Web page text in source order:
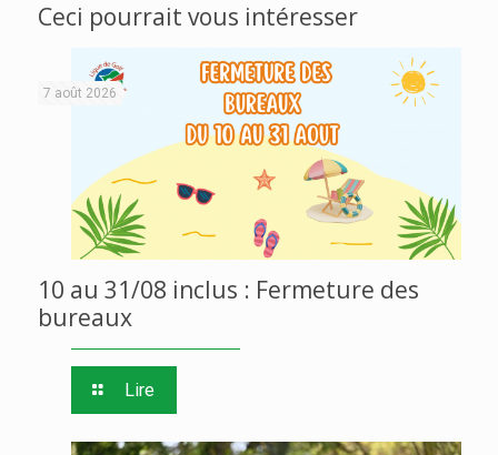
Ceci pourrait vous intéresser
7 août 2026
10 au 31/08 inclus : Fermeture des
bureaux
Lire